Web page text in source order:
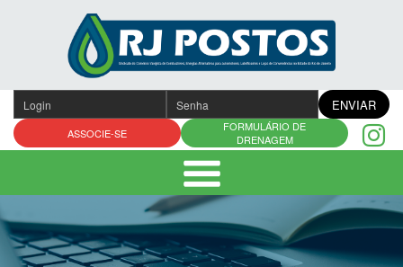
conteúdo
ENVIAR
ASSOCIE-SE
FORMULÁRIO DE
DRENAGEM